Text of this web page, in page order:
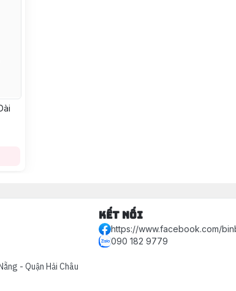
- Quận Hải Châu
Kết nối
https://www.facebook.com/
090 182 9779